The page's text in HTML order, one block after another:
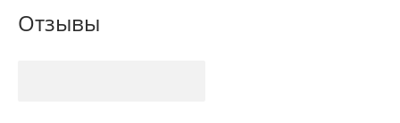
Отзывы